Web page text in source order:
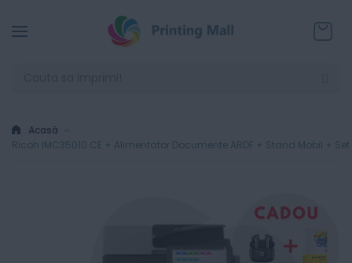
Acasă
Ricoh IMC35010 CE + Alimentator Documente ARDF + Stand Mobil + Set